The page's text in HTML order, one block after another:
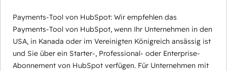
Payments-Tool von HubSpot: Wir empfehlen das
Payments-Tool von HubSpot, wenn Ihr Unternehmen in den
USA, in Kanada oder im Vereinigten Königreich ansässig ist
und Sie über ein Starter-, Professional- oder Enterprise-
Abonnement von HubSpot verfügen. Für Unternehmen mit